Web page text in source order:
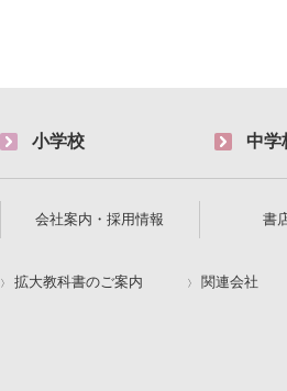
小学校 中学
会社案内・採用情報 書
拡大教科書のご案内 関連会社